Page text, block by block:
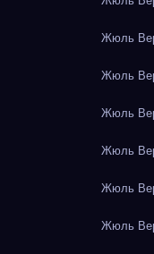
Жюль
Жюль
Жюль
Жюль
Жюль
Жюль